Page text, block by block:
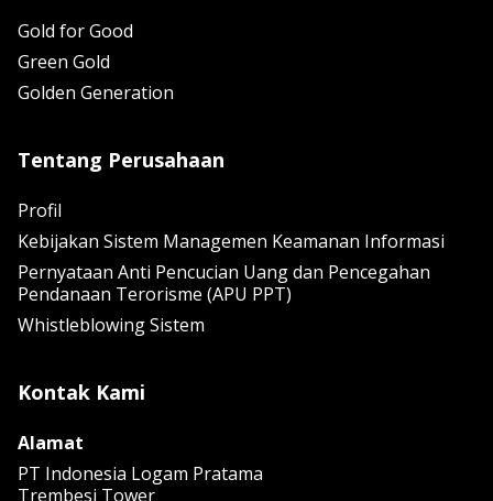
Gold for Good
Green Gold
Golden Generation
Tentang Perusahaan
Profil
Kebijakan Sistem Managemen Keamanan Informasi
Pernyataan Anti Pencucian Uang dan Pencegahan
Pendanaan Terorisme (APU PPT)
Whistleblowing Sistem
Kontak Kami
Alamat
PT Indonesia Logam Pratama
Trembesi Tower